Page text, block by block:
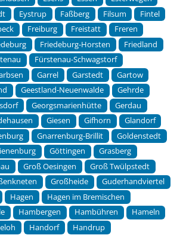
Eystrup Faßberg Filsum
Fintel
Freiburg Freistatt
Freren
Friedeburg-Horsten
Friedland
Fürstenau-Schwagstorf
Garrel Garstedt
Gartow
Geestland-Neuenwalde
Gehrde
Georgsmarienhütte
Gerdau
Giesen Gifhorn
Glandorf
Gnarrenburg-Brillit
Goldenstedt
Göttingen
Grasberg
Groß Oesingen
Groß Twülpstedt
Großheide
Guderhandviertel
Hagen
Hagen im Bremischen
Hambergen Hambühren
Hameln
Handorf
Handrup